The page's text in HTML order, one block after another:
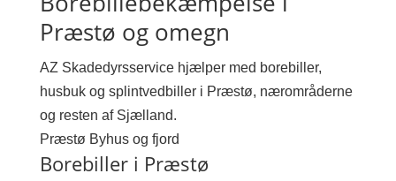
Præstø og omegn
AZ Skadedyrsservice hjælper med borebiller,
husbuk og splintvedbiller i Præstø, nærområderne
og resten af Sjælland.
Præstø Byhus og fjord
Borebiller i Præstø